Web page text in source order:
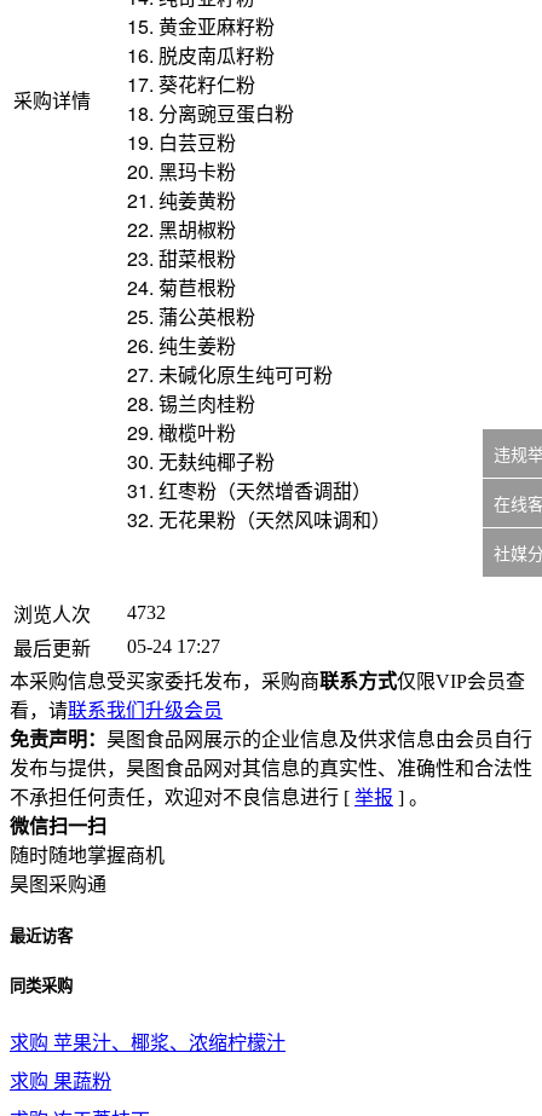
采购详情
15. 黄金亚麻籽粉
16. 脱皮南瓜籽粉
17. 葵花籽仁粉
18. 分离豌豆蛋白粉
19. 白芸豆粉
20. 黑玛卡粉
21. 纯姜黄粉
22. 黑胡椒粉
23. 甜菜根粉
24. 菊苣根粉
25. 蒲公英根粉
26. 纯生姜粉
27. 未碱化原生纯可可粉
28. 锡兰肉桂粉
29. 橄榄叶粉
30. 无麸纯椰子粉
31. 红枣粉（天然增香调甜）
32. 无花果粉（天然风味调和）
浏览人次
4732
最后更新
05-24 17:27
本采购信息受买家委托发布，采购商联系方式仅限VIP会员查
看，请联系我们升级会员
免责声明： 昊图食品网展示的企业信息及供求信息由会员自行
发布与提供，昊图食品网对其信息的真实性、准确性和合法性
不承担任何责任，欢迎对不良信息进行 [ 举报 ] 。
微信扫一扫
随时随地掌握商机
昊图采购通
最近访客
同类采购
求购 苹果汁、椰浆、浓缩柠檬汁
求购 果蔬粉
违规
在线
社媒